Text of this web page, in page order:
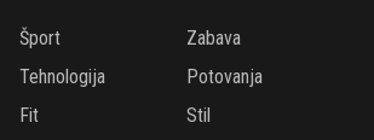
Šport
Zabava
Tehnologija
Potovanja
Fit
Stil